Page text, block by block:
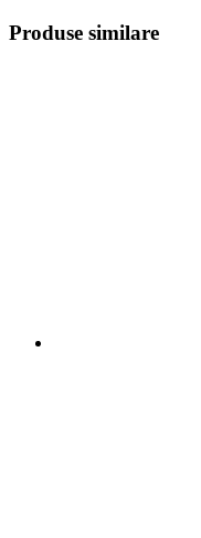
Produse similare